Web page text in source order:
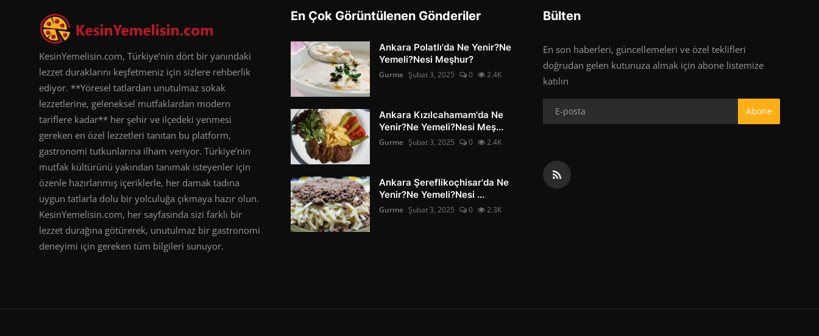
KesinYemelisin.com, Türkiye’nin dört bir yanındaki
lezzet duraklarını keşfetmeniz için sizlere rehberlik
ediyor. **Yöresel tatlardan unutulmaz sokak
lezzetlerine, geleneksel mutfaklardan modern
tariflere kadar** her şehir ve ilçedeki yenmesi
gereken en özel lezzetleri tanıtan bu platform,
gastronomi tutkunlarına ilham veriyor. Türkiye’nin
mutfak kültürünü yakından tanımak isteyenler için
özenle hazırlanmış içeriklerle, her damak tadına
uygun tatlarla dolu bir yolculuğa çıkmaya hazır olun.
KesinYemelisin.com, her sayfasında sizi farklı bir
lezzet durağına götürerek, unutulmaz bir gastronomi
deneyimi için gereken tüm bilgileri sunuyor.
En Çok Görüntülenen Gönderiler
Ankara Polatlı'da Ne Yenir?Ne
Yemeli?Nesi Meşhur?
Gurme Şubat 3, 2025 0 2.4K
Ankara Kızılcahamam'da Ne
Yenir?Ne Yemeli?Nesi Meş...
Gurme Şubat 3, 2025 0 2.4K
Ankara Şereflikoçhisar'da Ne
Yenir?Ne Yemeli?Nesi ...
Gurme Şubat 3, 2025 0 2.3K
Bülten
En son haberleri, güncellemeleri ve özel teklifleri
doğrudan gelen kutunuza almak için abone listemize
katılın
Abone